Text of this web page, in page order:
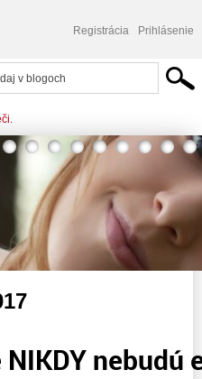
Registrácia Prihlásenie
NIKDY